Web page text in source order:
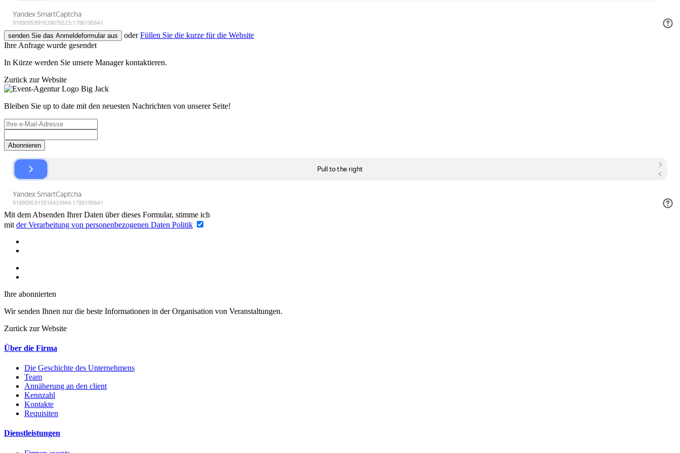
senden Sie das Anmeldeformular aus oder Füllen Sie die kurze für die Website
Ihre Anfrage wurde gesendet
In Kürze werden Sie unsere Manager kontaktieren.
Zurück zur Website
Bleiben Sie up to date mit den neuesten Nachrichten von unserer Seite!
Abonnieren
Mit dem Absenden Ihrer Daten über dieses Formular, stimme ich
mit der Verarbeitung von personenbezogenen Daten Politik
Ihre abonnierten
Wir senden Ihnen nur die beste Informationen in der Organisation von Veranstaltungen.
Zurück zur Website
Über die Firma
Die Geschichte des Unternehmens
Team
Annäherung an den client
Kennzahl
Kontakte
Requisiten
Dienstleistungen